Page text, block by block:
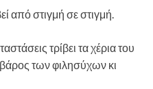
από στιγμή σε στιγμή.
τρίβει τα χέρια του
βάρος των φιλησύχων κι